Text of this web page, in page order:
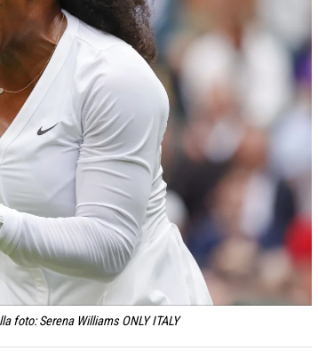
foto: Serena Williams ONLY ITALY